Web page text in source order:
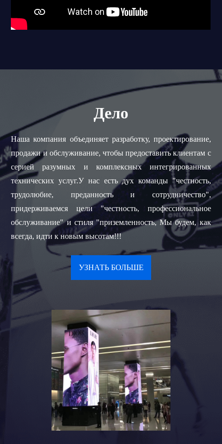
Дело
Наша компания объединяет разработку, проектирование,
продажи и обслуживание, чтобы предоставить клиентам с
серией разумных и комплексных интегрированных
технических услуг.У нас есть дух команды "честность,
трудолюбие, преданность и сотрудничество",
придерживаемся цели "честность, профессиональное
обслуживание" и стиля "приземленность, Мы будем, как
всегда, идти к новым высотам!!!
УЗНАТЬ БОЛЬШЕ